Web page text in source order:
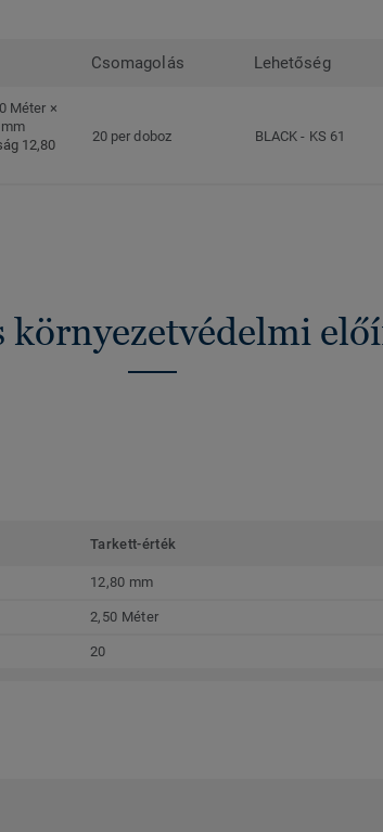
Csomagolás Lehetőség
Méter ×
12,80
20 per doboz BLACK- KS 61
környezetvédelmi
Tarkett-érték
12,80 mm
2,50 Méter
20